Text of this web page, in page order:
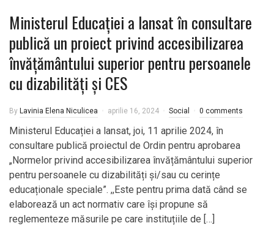
Ministerul Educației a lansat în consultare
publică un proiect privind accesibilizarea
învățământului superior pentru persoanele
cu dizabilități și CES
By Lavinia Elena Niculicea aprilie 16, 2024 Social 0 comments
Ministerul Educației a lansat, joi, 11 aprilie 2024, în
consultare publică proiectul de Ordin pentru aprobarea
„Normelor privind accesibilizarea învățământului superior
pentru persoanele cu dizabilități și/sau cu cerințe
educaționale speciale”. ,,Este pentru prima dată când se
elaborează un act normativ care își propune să
reglementeze măsurile pe care instituțiile de […]